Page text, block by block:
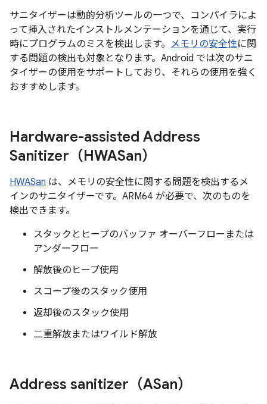
サニタイザーは動的分析ツールの一つで、コンパイラによ
って挿入されたインストルメンテーションを通じて、実行
時にプログラムのミスを検出します。 メモリの安全性に関
する問題の検出も対象となります。Android では次のサニ
タイザーの使用をサポートしており、それらの使用を強く
おすすめします。
Hardware-assisted Address
Sanitizer（HWASan）
HWASan は、メモリの安全性に関する問題を検出するメ
インのサニタイザーです。ARM64 が必要で、次のものを
検出できます。
スタックとヒープのバッファ オーバーフローまたは
アンダーフロー
解放後のヒープ使用
スコープ後のスタック使用
返却後のスタック使用
二重解放またはワイルド解放
Address sanitizer（ASan）